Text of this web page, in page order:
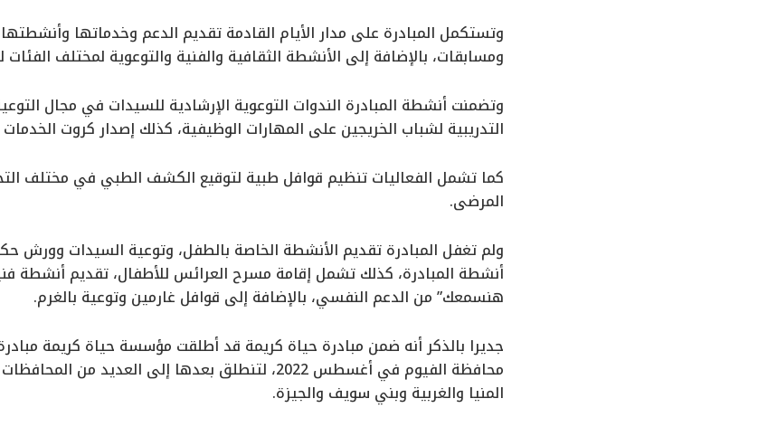
وتستكمل المبادرة على مدار الأيام القادمة تقديم الدعم وخدماتها
ومسابقات، بالإضافة إلى الأنشطة الثقافية والفنية والتوعوية لمختلف
وتضمنت أنشطة المبادرة الندوات التوعوية الإرشادية للسيدات في مجال
التدريبية لشباب الخريجين على المهارات الوظيفية، كذلك إصدار كروت
كما تشمل الفعاليات تنظيم قوافل طبية لتوقيع الكشف الطبي في مختلف
المرضى.
ولم تغفل المبادرة تقديم الأنشطة الخاصة بالطفل، وتوعية السيدات
أنشطة المبادرة، كذلك تشمل إقامة مسرح العرائس للأطفال، تقديم أنشطة
هنسمعك” من الدعم النفسي، بالإضافة إلى قوافل غارمين وتوعية بالغرم.
جديرا بالذكر أنه ضمن مبادرة حياة كريمة قد أطلقت مؤسسة حياة كريمة
محافظة الفيوم في أغسطس 2022، لتنطلق بعدها إلى العديد
المنيا والغربية وبني سويف والجيزة.